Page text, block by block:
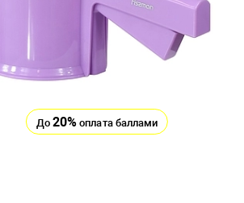
До20% оплата баллами